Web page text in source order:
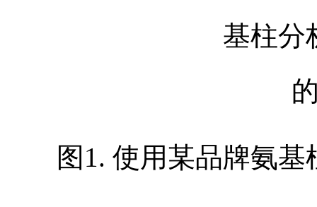
图1. 使用某品牌氨